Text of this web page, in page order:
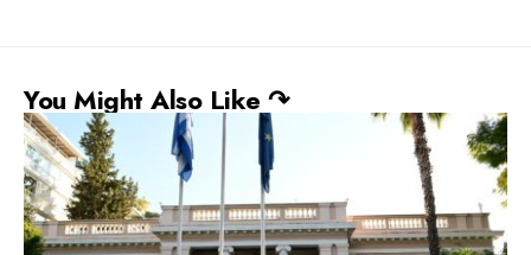
You Might Also Like ↷